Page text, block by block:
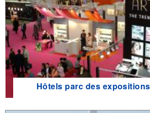
Hôtels parc des